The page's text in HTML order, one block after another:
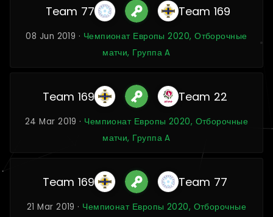
Team 77 Team 169
08 Jun 2019 · Чемпионат Европы 2020, Отборочные
матчи, Группа A
Team 169 Team 22
24 Mar 2019 · Чемпионат Европы 2020, Отборочные
матчи, Группа A
Team 169 Team 77
21 Mar 2019 · Чемпионат Европы 2020, Отборочные